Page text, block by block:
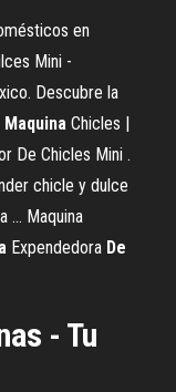
en
Mini -
Descubre la
Maquina Chicles |
De Chicles Mini .
chicle y dulce
... Maquina
Expendedora De
- Tu